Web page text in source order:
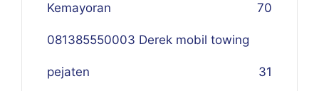
Kemayoran 70
081385550003 Derek mobil towing
pejaten 31